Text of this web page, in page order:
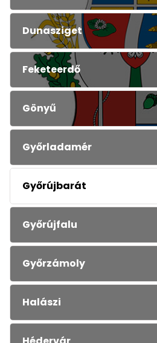
Dunasziget
Feketeerdő
Gönyű
Győrladamér
Győrújbarát
Győrújfalu
Győrzámoly
Halászi